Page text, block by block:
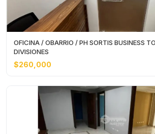
OFICINA / OBARRIO / PH SORTIS BUSINESS
DIVISIONES
$260,000